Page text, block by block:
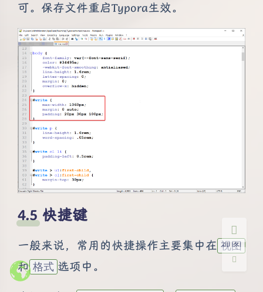
夜间模式
可。保存文件重启Typora生效。
快捷键
一般来说，常用的快捷操作主要集中在 视图
和 格式 选项中。